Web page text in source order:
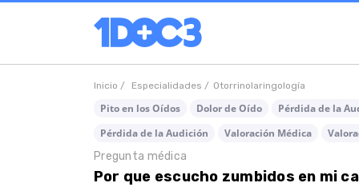
Inicio / Especialidades / Otorrinolaringología
Pito en los Oídos Dolor de Oído Pérdida de la
Pérdida de la Audición
Valoración Médica
Pregunta médica
Por que escucho zumbidos en mi